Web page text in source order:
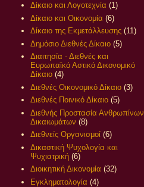
Δίκαιο και Λογοτεχνία (1)
Δίκαιο και Οικονομία (6)
Δίκαιο της Εκμετάλλευσης (11)
Δημόσιο Διεθνές Δίκαιο (5)
Διαιτησία - Διεθνές και
Ευρωπαϊκό Αστικό Δικονομικό
Δίκαιο (4)
Διεθνές Οικονομικό Δίκαιο (3)
Διεθνές Ποινικό Δίκαιο (5)
Διεθνής Προστασία Ανθρωπίνων
Δικαιωμάτων (8)
Διεθνείς Οργανισμοί (6)
Δικαστική Ψυχολογία και
Ψυχιατρική (6)
Διοικητική Δικονομία (32)
Εγκληματολογία (4)